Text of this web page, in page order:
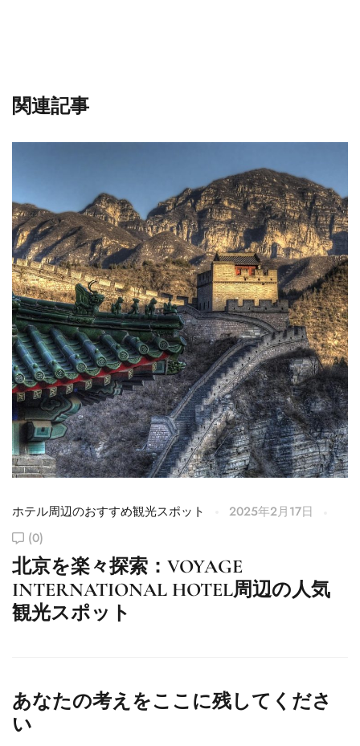
関連記事
ホテル周辺のおすすめ観光スポット
2025年2月17日
(0)
北京を楽々探索：VOYAGE
INTERNATIONAL HOTEL周辺の人気
観光スポット
あなたの考えをここに残してくださ
い